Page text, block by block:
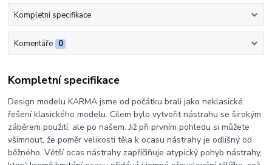
Kompletní specifikace
Komentáře 0
Kompletní specifikace
Design modelu KARMA jsme od počátku brali jako neklasické
řešení klasického modelu. Cílem bylo vytvořit nástrahu se širokým
záběrem použití, ale po našem. Již při prvním pohledu si můžete
všimnout, že poměr velikosti těla k ocasu nástrahy je odlišný od
běžného. Větší ocas nástrahy zapříčiňuje atypický pohyb nástrahy,